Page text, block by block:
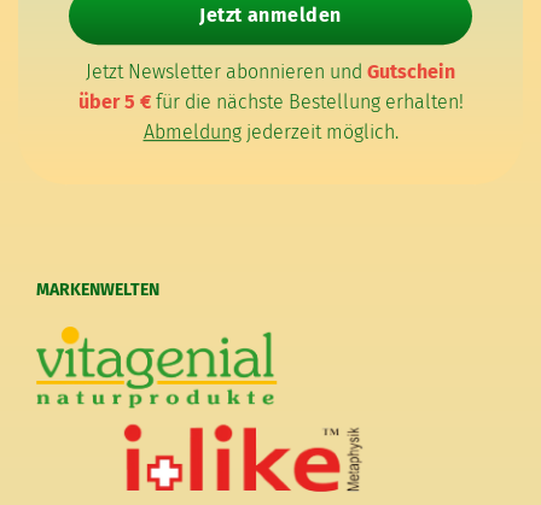
Jetzt anmelden
Jetzt Newsletter abonnieren und Gutschein
über 5 €für die nächste Bestellung erhalten!
Abmeldungjederzeit möglich.
MARKENWELTEN